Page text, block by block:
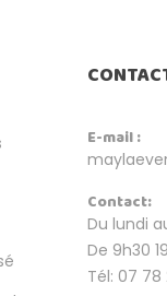
E-mail :
Contact:
Du lundi
De 9h30
Tél: 07 78